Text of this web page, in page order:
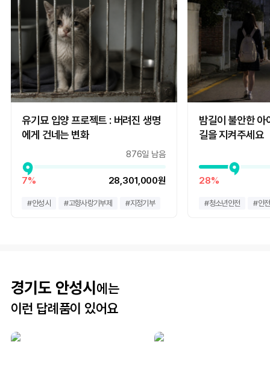
유기묘 입양 프로젝트 : 버려진 생명
에게 건네는 변화
876일 남음
7% 28,301,000원
#안성시 #고향사랑기부제 #지정기부
밤길이 불안한
길을 지켜주세요
28%
#청소년안전 #안
경기도 안성시 에는
이런 답례품이 있어요